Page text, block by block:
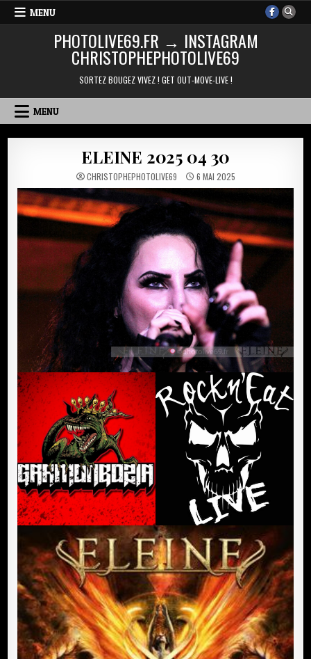
Skip
MENU
PHOTOLIVE69.FR → INSTAGRAM
CHRISTOPHEPHOTOLIVE69
SORTEZ BOUGEZ VIVEZ ! GET OUT-MOVE-LIVE !
MENU
ELEINE 2025 04 30
CHRISTOPHEPHOTOLIVE69 6 MAI 2025